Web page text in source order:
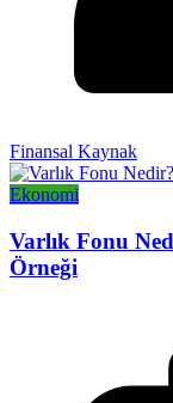
Finansal Kaynak
Ekonomi
Varlık Fonu
Örneği